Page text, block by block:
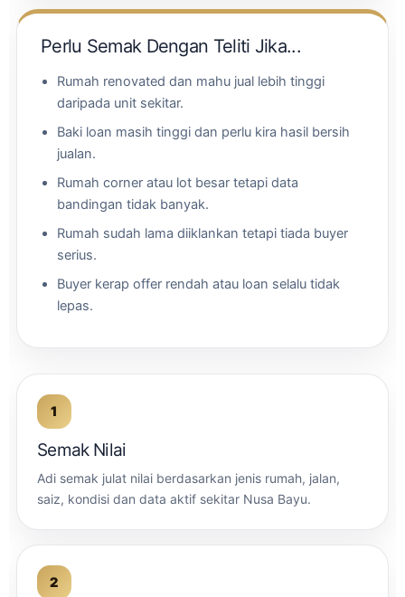
Perlu Semak Dengan Teliti Jika...
Rumah renovated dan mahu jual lebih tinggi
daripada unit sekitar.
Baki loan masih tinggi dan perlu kira hasil bersih
jualan.
Rumah corner atau lot besar tetapi data
bandingan tidak banyak.
Rumah sudah lama diiklankan tetapi tiada buyer
serius.
Buyer kerap offer rendah atau loan selalu tidak
lepas.
Semak Nilai
Adi semak julat nilai berdasarkan jenis rumah, jalan,
saiz, kondisi dan data aktif sekitar Nusa Bayu.